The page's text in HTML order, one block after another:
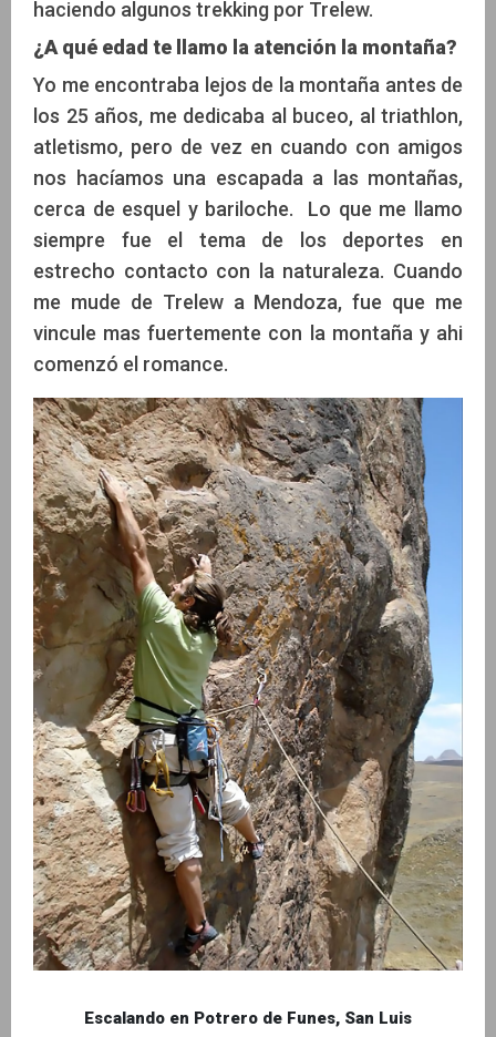
haciendo algunos trekking por Trelew.
¿A qué edad te llamo la atención la montaña?
Yo me encontraba lejos de la montaña antes de
los 25 años, me dedicaba al buceo, al triathlon,
atletismo, pero de vez en cuando con amigos
nos hacíamos una escapada a las montañas,
cerca de esquel y bariloche. Lo que me llamo
siempre fue el tema de los deportes en
estrecho contacto con la naturaleza. Cuando
me mude de Trelew a Mendoza, fue que me
vincule mas fuertemente con la montaña y ahi
comenzó el romance.
Escalando en Potrero de Funes, San Luis